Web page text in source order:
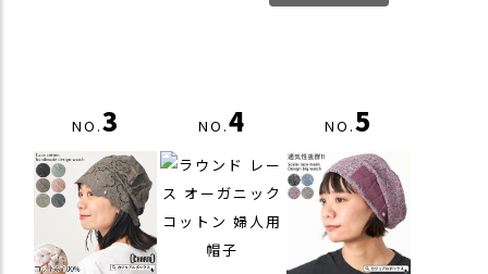
Instagram
NO.3 NO.4 NO.5